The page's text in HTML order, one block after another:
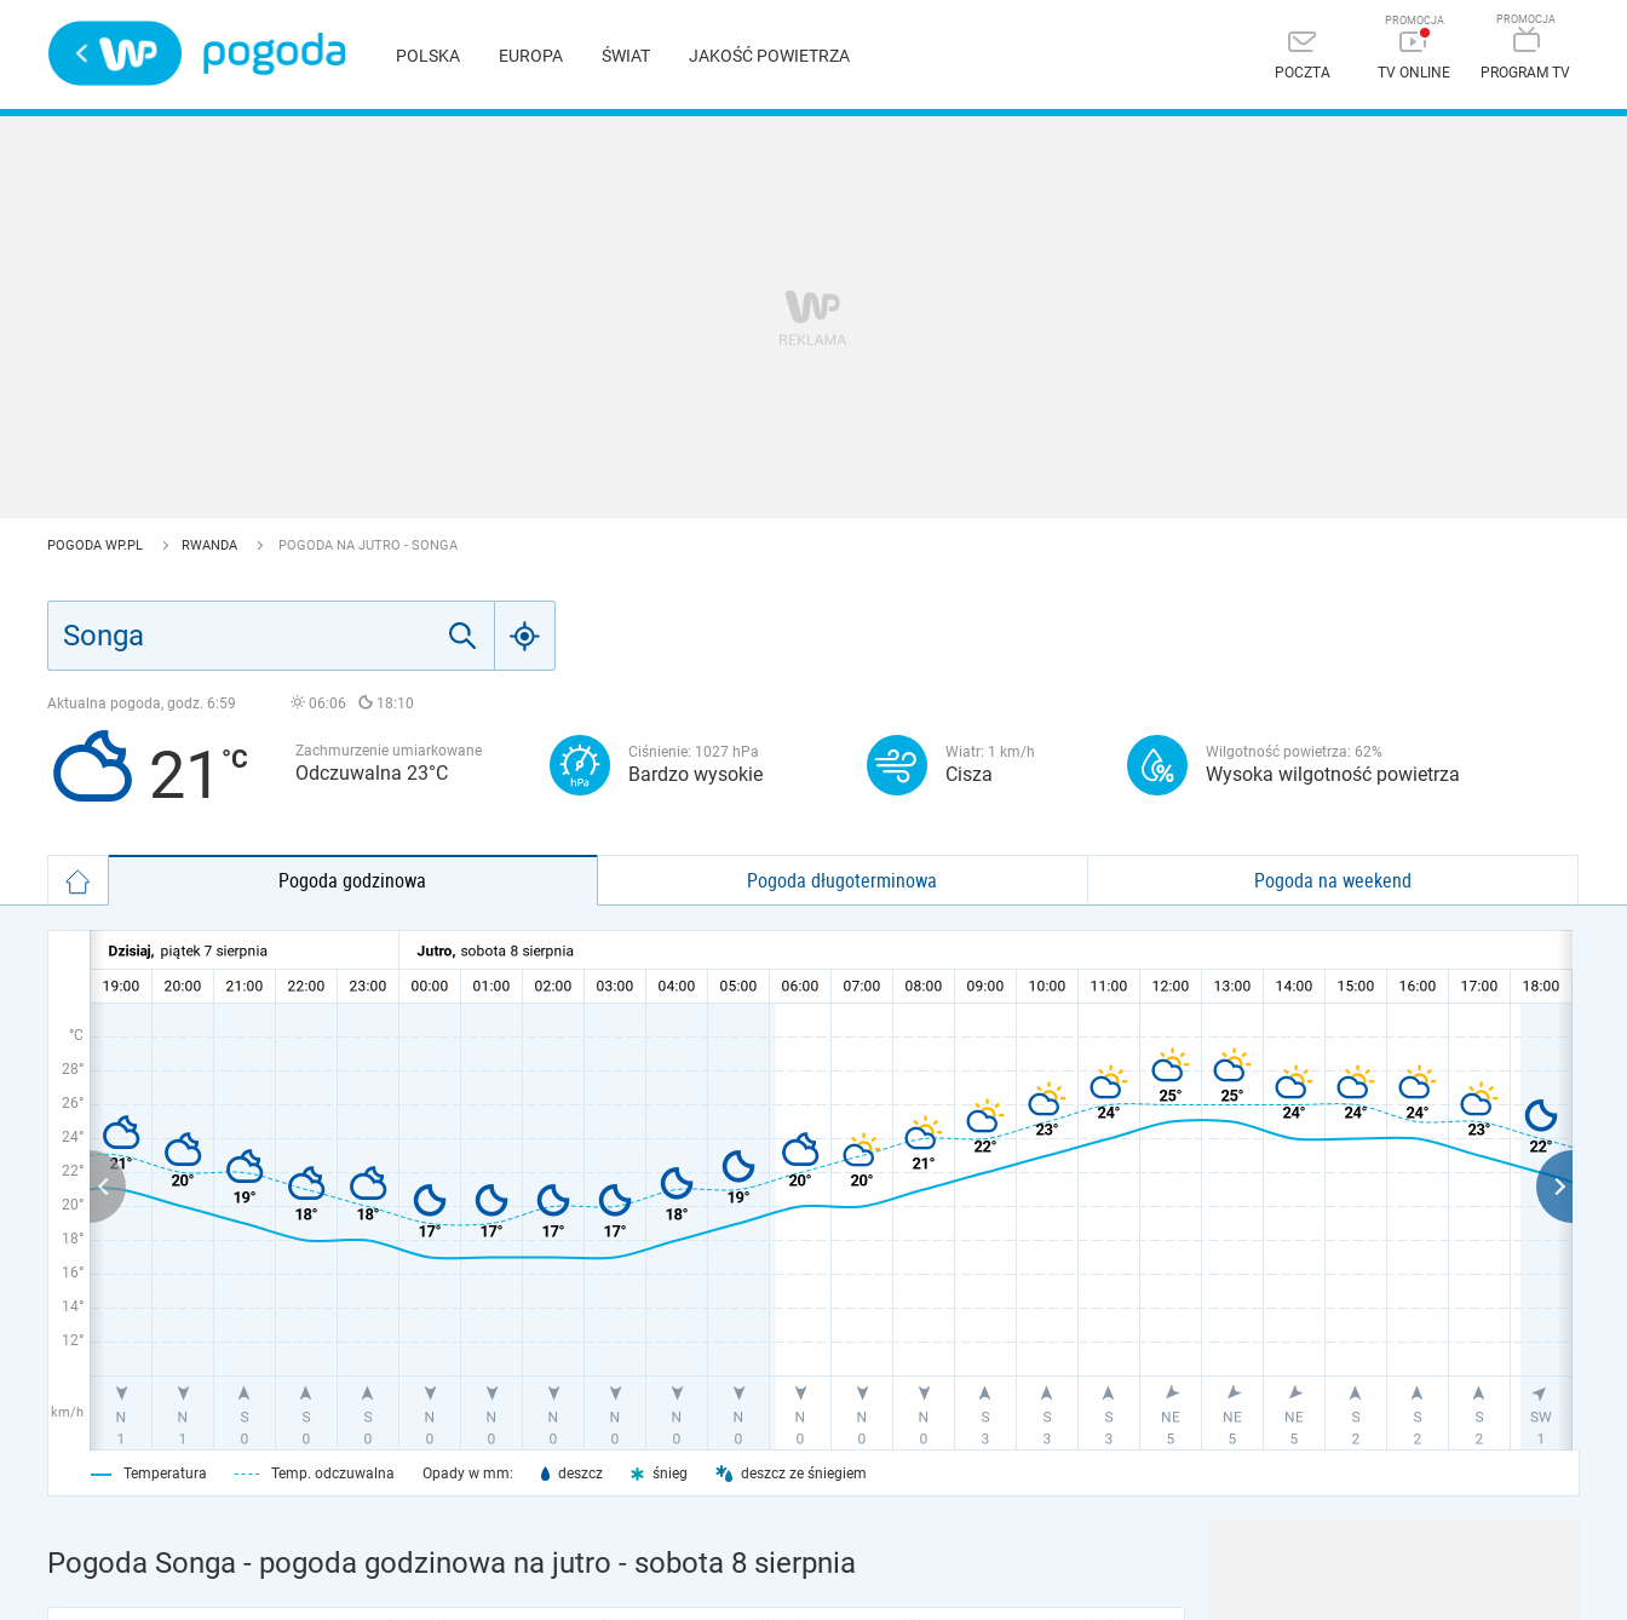
POLSKA EUROPA ŚWIAT JAKOŚĆ POWIETRZA
POCZTA TV ONLINE PROGRAM TV
POGODA WP.PL RWANDA POGODA NA JUTRO - SONGA
Aktualna pogoda, godz. 6:59 06:06 18:10
21 Zachmurzenie umiarkowane
Odczuwalna 23°C
Ciśnienie: 1027 hPa
Bardzo wysokie
Wiatr: 1 km/h
Cisza
Wilgotność powietrza: 62%
Wysoka wilgotność powietrza
Pogoda godzinowa Pogoda długoterminowa Pogoda na weekend
°C
28°
26°
24°
22°
20°
18°
16°
14°
12°
km/h
Temperatura Temp. odczuwalna Opady w mm: deszcz śnieg deszcz ze śniegiem
Pogoda Songa - pogoda godzinowa na jutro - sobota 8 sierpnia